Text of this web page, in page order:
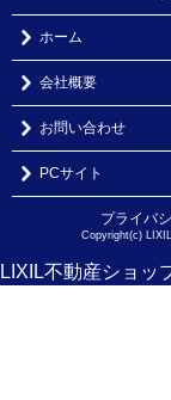
ホーム
会社概要
お問い合わせ
PCサイト
プライバ
Copyright(c)
LIXIL不動産ショッ